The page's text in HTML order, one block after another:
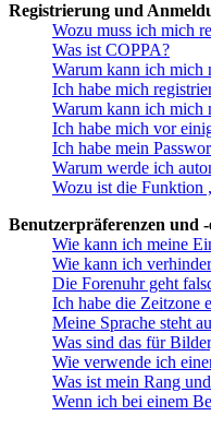
Registrierung und
Wozu muss ich mich
Was ist COPPA?
Warum kann ich mich
Ich habe mich
Warum kann ich mich
Ich habe mich vor
Ich habe mein
Warum werde ich
Wozu ist die Funktion
Benutzerpräferenzen und
Wie kann ich meine
Wie kann ich
Die Forenuhr geht
Ich habe die Zeitzone
Meine Sprache steht
Was sind das für
Wie verwende ich
Was ist mein Rang
Wenn ich bei einem